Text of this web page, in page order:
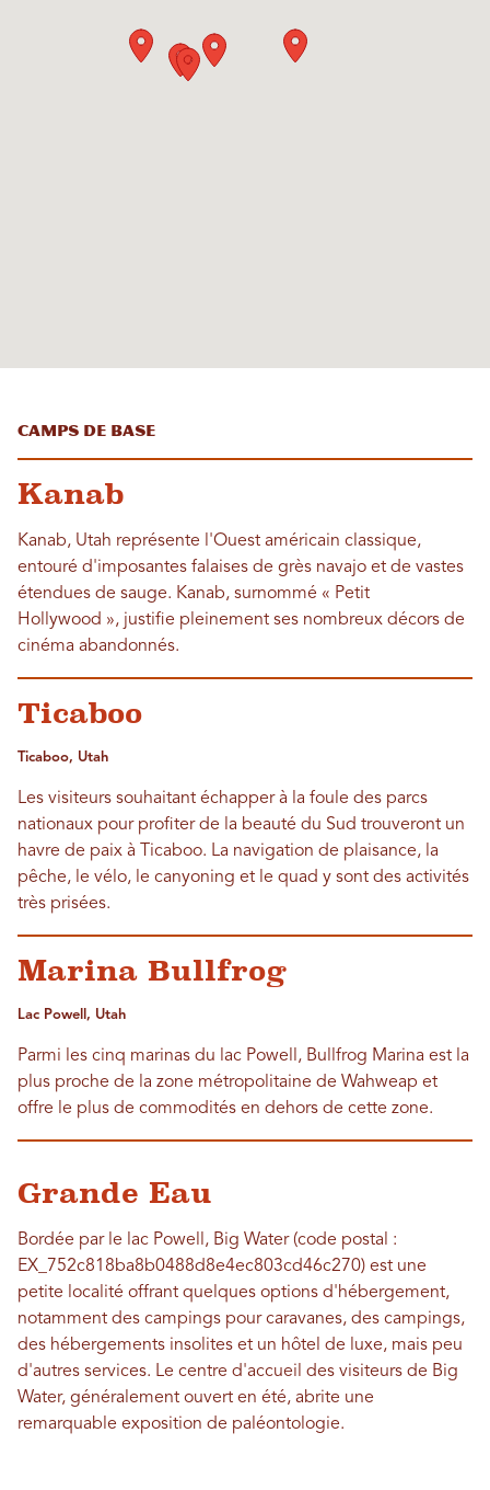
Camps de base
Kanab
Kanab, Utah représente l'Ouest américain classique,
entouré d'imposantes falaises de grès navajo et de vastes
étendues de sauge. Kanab, surnommé « Petit
Hollywood », justifie pleinement ses nombreux décors de
cinéma abandonnés.
Ticaboo
Ticaboo, Utah
Les visiteurs souhaitant échapper à la foule des parcs
nationaux pour profiter de la beauté du Sud trouveront un
havre de paix à Ticaboo. La navigation de plaisance, la
pêche, le vélo, le canyoning et le quad y sont des activités
très prisées.
Marina Bullfrog
Lac Powell, Utah
Parmi les cinq marinas du lac Powell, Bullfrog Marina est la
plus proche de la zone métropolitaine de Wahweap et
offre le plus de commodités en dehors de cette zone.
Grande Eau
Bordée par le lac Powell, Big Water (code postal :
EX_752c818ba8b0488d8e4ec803cd46c270) est une
petite localité offrant quelques options d'hébergement,
notamment des campings pour caravanes, des campings,
des hébergements insolites et un hôtel de luxe, mais peu
d'autres services. Le centre d'accueil des visiteurs de Big
Water, généralement ouvert en été, abrite une
remarquable exposition de paléontologie.